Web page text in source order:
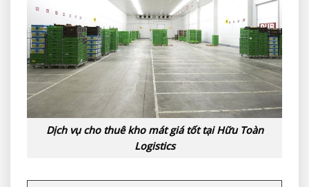
Dịch vụ cho thuê kho mát giá tốt tại Hữu Toàn
Logistics